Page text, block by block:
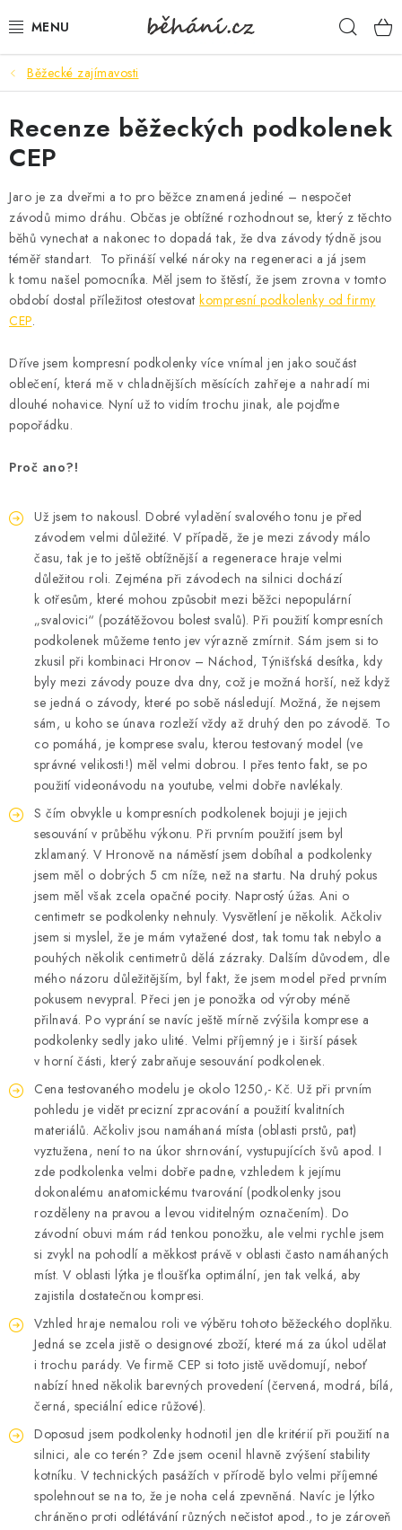
na
BOTY PÁNSKÉ
BOTY DÁMSKÉ
PÁNSKÉ OBLEČENÍ
DÁMSKÉ OBLEČENÍ
DOPLŇKY
DÁRKOVÉ POUKAZY
VELIKOSTNÍ TABULKY
KONTAKT
VÝŽIVA
SPORTY
MEGA SLEVY
NOVINKY
NOVINKY MIZUNO
NOVINKY INOV-8
OBLÍBENÉ DROBNOSTI
ZNAČKY
Ceník dopravy
Moje objednávka
Jak vyměnit nebo vrátit zboží
Jak reklamovat
Obchodní podmínky
Velikostní tabulky
Ochrana osobních údajů
Zásady používání souborů cookies
Kontakt
Běžecké zajímavosti
Recenze běžeckých podkolenek
CEP
Jaro je za dveřmi a to pro běžce znamená jediné – nespočet
závodů mimo dráhu. Občas je obtížné rozhodnout se, který z těchto
běhů vynechat a nakonec to dopadá tak, že dva závody týdně jsou
téměř standart. To přináší velké nároky na regeneraci a já jsem
k tomu našel pomocníka. Měl jsem to štěstí, že jsem zrovna v tomto
období dostal příležitost otestovat kompresní podkolenky od firmy
CEP.
Dříve jsem kompresní podkolenky více vnímal jen jako součást
oblečení, která mě v chladnějších měsících zahřeje a nahradí mi
dlouhé nohavice. Nyní už to vidím trochu jinak, ale pojďme
popořádku.
Proč ano?!
Už jsem to nakousl. Dobré vyladění svalového tonu je před
závodem velmi důležité. V případě, že je mezi závody málo
času, tak je to ještě obtížnější a regenerace hraje velmi
důležitou roli. Zejména při závodech na silnici dochází
k otřesům, které mohou způsobit mezi běžci nepopulární
„svalovici“ (pozátěžovou bolest svalů). Při použití kompresních
podkolenek můžeme tento jev výrazně zmírnit. Sám jsem si to
zkusil při kombinaci Hronov – Náchod, Týnišťská desítka, kdy
byly mezi závody pouze dva dny, což je možná horší, než když
se jedná o závody, které po sobě následují. Možná, že nejsem
sám, u koho se únava rozleží vždy až druhý den po závodě. To
co pomáhá, je komprese svalu, kterou testovaný model (ve
správné velikosti!) měl velmi dobrou. I přes tento fakt, se po
použití videonávodu na youtube, velmi dobře navlékaly.
S čím obvykle u kompresních podkolenek bojuji je jejich
sesouvání v průběhu výkonu. Při prvním použití jsem byl
zklamaný. V Hronově na náměstí jsem dobíhal a podkolenky
jsem měl o dobrých 5 cm níže, než na startu. Na druhý pokus
jsem měl však zcela opačné pocity. Naprostý úžas. Ani o
centimetr se podkolenky nehnuly. Vysvětlení je několik. Ačkoliv
jsem si myslel, že je mám vytažené dost, tak tomu tak nebylo a
pouhých několik centimetrů dělá zázraky. Dalším důvodem, dle
mého názoru důležitějším, byl fakt, že jsem model před prvním
pokusem nevypral. Přeci jen je ponožka od výroby méně
přilnavá. Po vyprání se navíc ještě mírně zvýšila komprese a
podkolenky sedly jako ulité. Velmi příjemný je i širší pásek
v horní části, který zabraňuje sesouvání podkolenek.
Cena testovaného modelu je okolo 1250,- Kč. Už při prvním
pohledu je vidět precizní zpracování a použití kvalitních
materiálů. Ačkoliv jsou namáhaná místa (oblasti prstů, pat)
vyztužena, není to na úkor shrnování, vystupujících švů apod. I
zde podkolenka velmi dobře padne, vzhledem k jejímu
dokonalému anatomickému tvarování (podkolenky jsou
rozděleny na pravou a levou viditelným označením). Do
závodní obuvi mám rád tenkou ponožku, ale velmi rychle jsem
si zvykl na pohodlí a měkkost právě v oblasti často namáhaných
míst. V oblasti lýtka je tloušťka optimální, jen tak velká, aby
zajistila dostatečnou kompresi.
Vzhled hraje nemalou roli ve výběru tohoto běžeckého doplňku.
Jedná se zcela jistě o designové zboží, které má za úkol udělat
i trochu parády. Ve firmě CEP si toto jistě uvědomují, neboť
nabízí hned několik barevných provedení (červená, modrá, bílá,
černá, speciální edice růžové).
Doposud jsem podkolenky hodnotil jen dle kritérií při použití na
silnici, ale co terén? Zde jsem ocenil hlavně zvýšení stability
kotníku. V technických pasážích v přírodě bylo velmi příjemné
spolehnout se na to, že je noha celá zpevněná. Navíc je lýtko
chráněno proti odlétávání různých nečistot apod., to je zároveň